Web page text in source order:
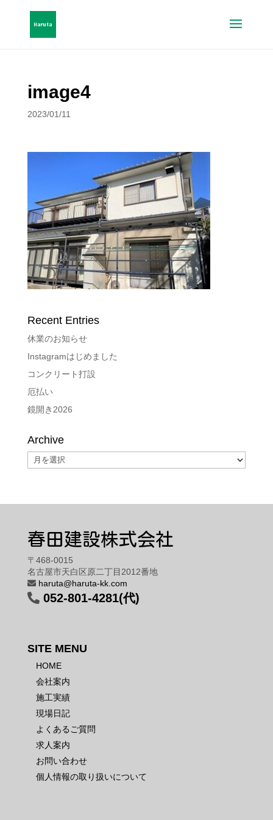
image4
2023/01/11
Recent Entries
休業のお知らせ
Instagramはじめました
コンクリート打設
厄払い
鏡開き2026
Archive
Archive
春田建設株式会社
〒468-0015
名古屋市天白区原二丁目2012番地
haruta@haruta-kk.com
052-801-4281(代)
SITE MENU
HOME
会社案内
施工実績
現場日記
よくあるご質問
求人案内
お問い合わせ
個人情報の取り扱いについて